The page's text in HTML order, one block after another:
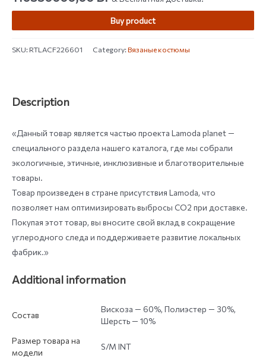
Buy product
SKU:RTLACF226601 Category:Вязаные костюмы
Description
«Данный товар является частью проекта Lamoda planet —
специального раздела нашего каталога, где мы собрали
экологичные, этичные, инклюзивные и благотворительные
товары.
Товар произведен в стране присутствия Lamoda, что
позволяет нам оптимизировать выбросы СО2 при доставке.
Покупая этот товар, вы вносите свой вклад в сокращение
углеродного следа и поддерживаете развитие локальных
фабрик.»
Additional information
Состав
Вискоза — 60%, Полиэстер — 30%,
Шерсть — 10%
Размер товара на
модели
S/M INT